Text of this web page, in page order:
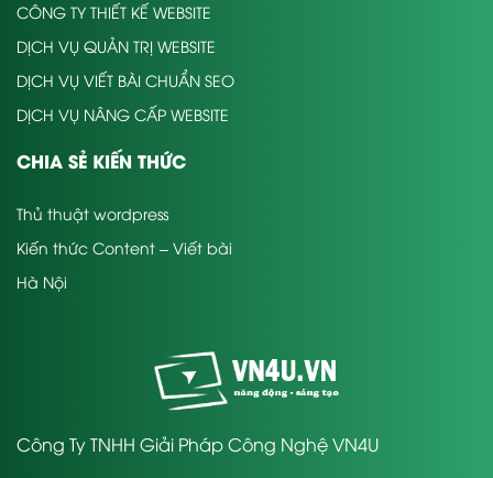
CÔNG TY THIẾT KẾ WEBSITE
DỊCH VỤ QUẢN TRỊ WEBSITE
DỊCH VỤ VIẾT BÀI CHUẨN SEO
DỊCH VỤ NÂNG CẤP WEBSITE
CHIA SẺ KIẾN THỨC
Thủ thuật wordpress
Kiến thức Content – Viết bài
Hà Nội
Công Ty TNHH Giải Pháp Công Nghệ VN4U